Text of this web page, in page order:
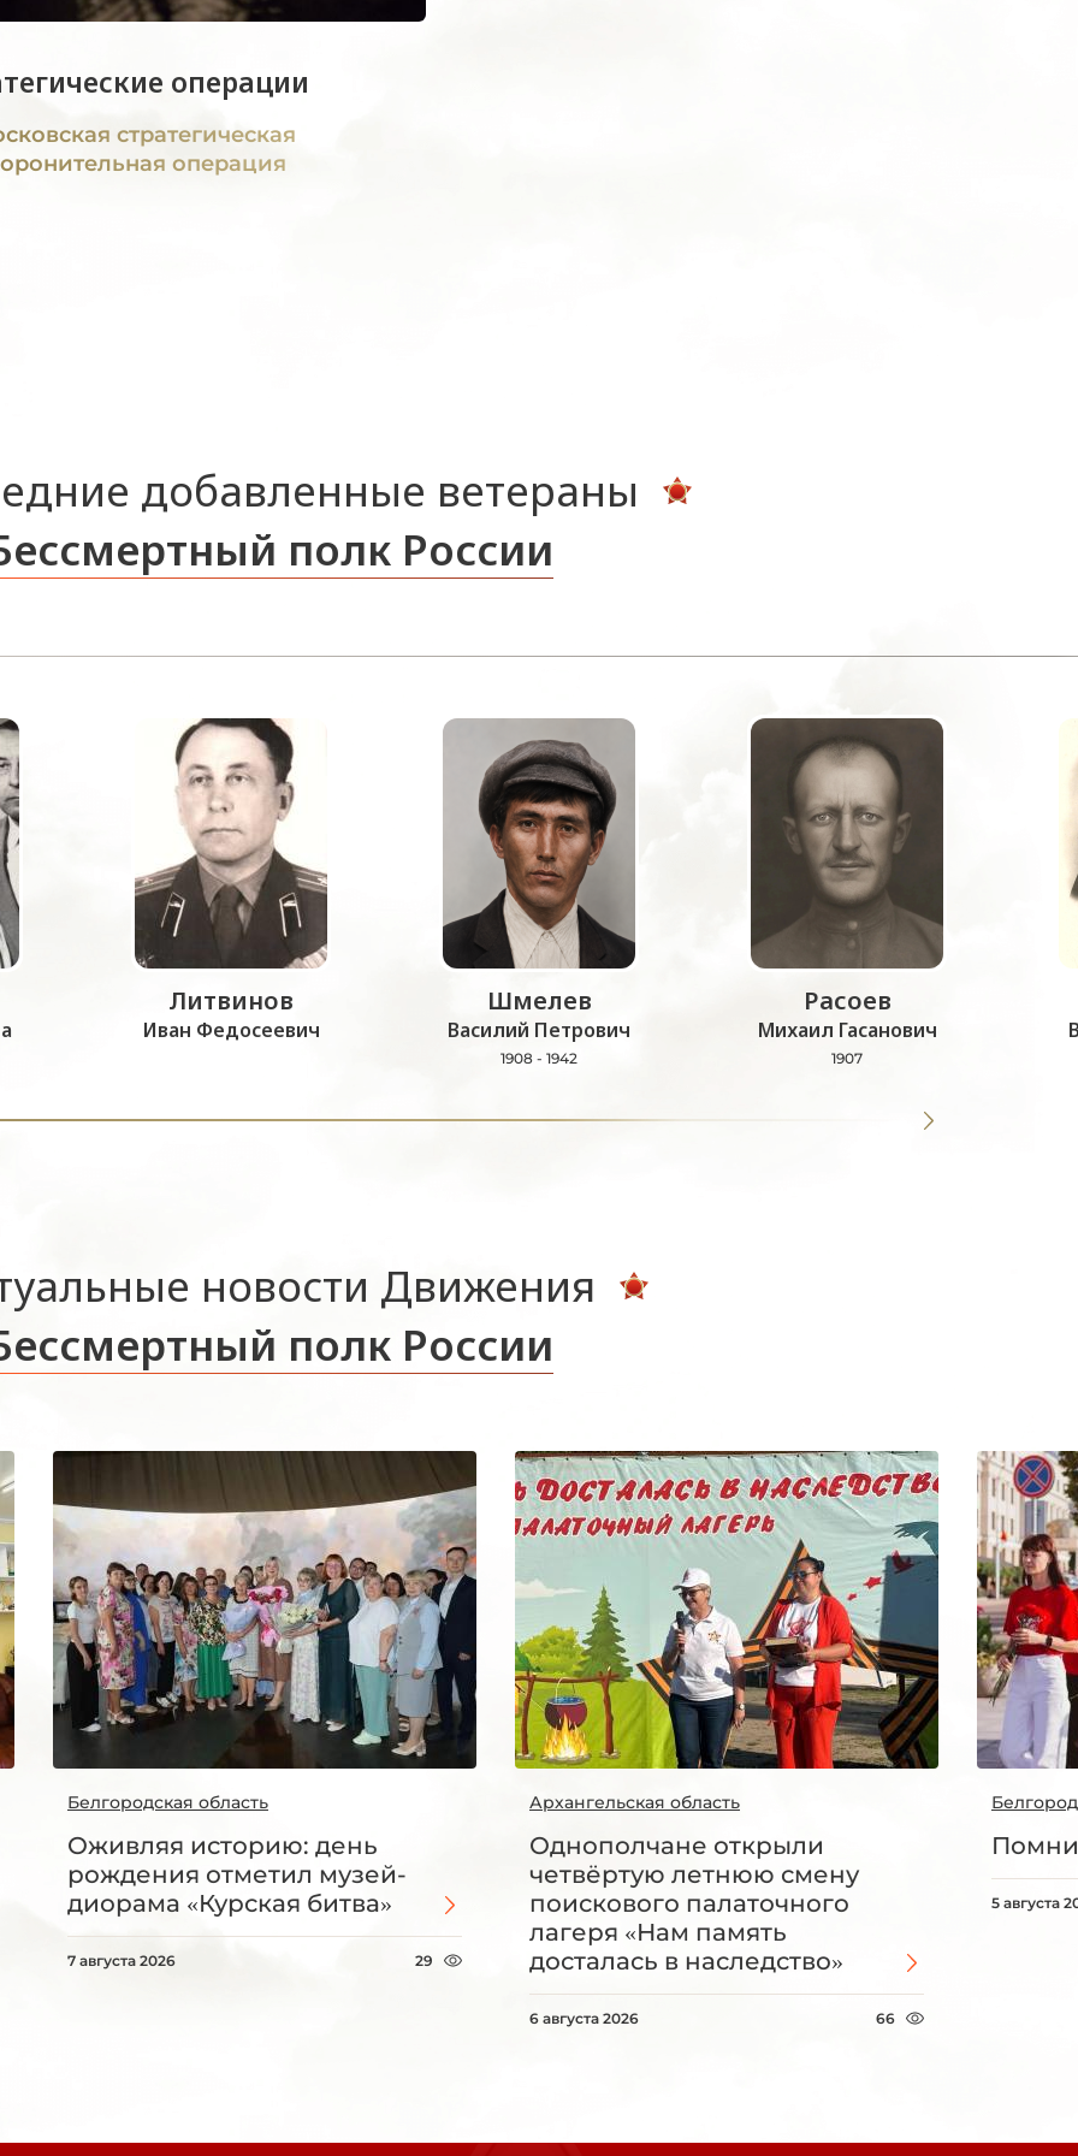
операции
стратегическая
операция
добавленные ветераны
полк России
Литвинов
Иван Федосеевич
Шмелев
Василий Петрович
1908 - 1942
Расоев
Михаил Гасанович
1907
новости Движения
полк России
Белгородская область
Оживляя историю: день
рождения отметил музей-
диорама «Курская битва»
7 августа 2026 29
Архангельская область
Однополчане открыли
четвёртую летнюю смену
поискового палаточного
лагеря «Нам память
досталась в наследство»
6 августа 2026 66
5 августа